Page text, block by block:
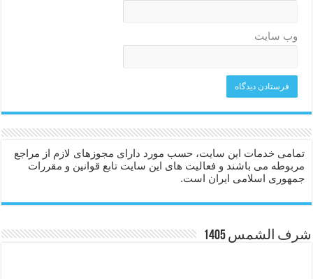
وب‌ سایت
تمامی خدمات این سایت، حسب مورد دارای مجوزهای لازم از مراجع
مربوطه می باشند و فعالیت های این سایت تابع قوانین و مقررات
جمهوری اسلامی ایران است.
شرف الشمس 1405